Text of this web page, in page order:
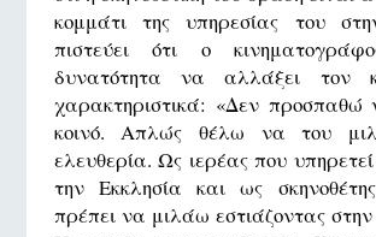
κομμάτι της υπηρεσίας του
πιστεύει ότι ο
δυνατότητα να αλλάξει τον
χαρακτηριστικά: «Δεν προσπαθώ
κοινό. Απλώς θέλω να του
ελευθερία. Ως ιερέας που
την Εκκλησία και ως
πρέπει να μιλάω εστιάζοντας